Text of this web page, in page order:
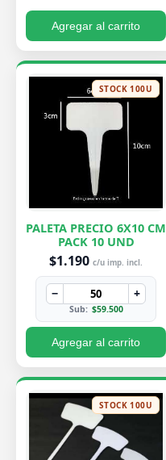
Agregar al carrito
STOCK 100U
PALETA PRECIO 6X10 CM
PACK 10 UND
$1.190 c/u imp. incl.
− +
Sub: $59.500
Agregar al carrito
STOCK 100U